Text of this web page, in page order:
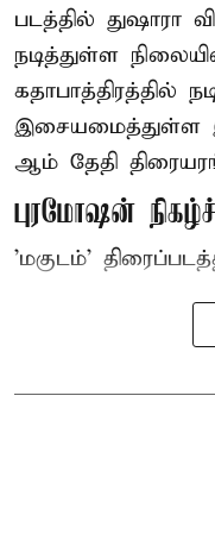
படத்தில் துஷாரா
நடித்துள்ள
கதாபாத்திரத்தில்
இசையமைத்துள்ள
ஆம் தேதி
புரமோஷன்
'மகுடம்'